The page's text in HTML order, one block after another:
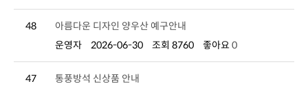
48
아름다운 디자인 양우산 예구안내
운영자
2026-06-30 조회 8760 좋아요 0
47
통풍방석 신상품 안내